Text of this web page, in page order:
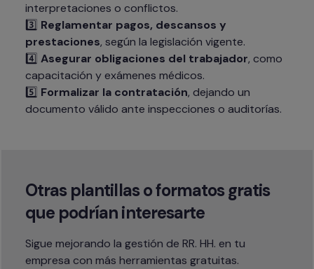
interpretaciones o conflictos.
3️⃣ Reglamentar pagos, descansos y
prestaciones, según la legislación vigente.
4️⃣ Asegurar obligaciones del trabajador, como
capacitación y exámenes médicos.
5️⃣ Formalizar la contratación, dejando un
documento válido ante inspecciones o auditorías.
Otras plantillas o formatos gratis
que podrían interesarte
Sigue mejorando la gestión de RR. HH. en tu
empresa con más herramientas gratuitas.